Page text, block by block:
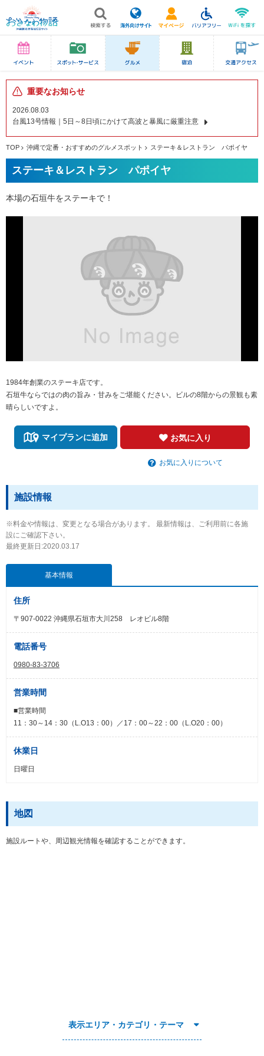
重要なお知らせ
2026.08.03
台風13号情報｜5日～8日頃にかけて高波と暴風に厳重注意
TOP 沖縄で定番・おすすめのグルメスポット ステーキ＆レストラン パポイヤ
ステーキ＆レストラン パポイヤ
本場の石垣牛をステーキで！
1984年創業のステーキ店です。
石垣牛ならではの肉の旨み・甘みをご堪能ください。ビルの8階からの景観も素
晴らしいですよ。
マイプランに追加 お気に入り
お気に入りについて
施設情報
※料金や情報は、変更となる場合があります。 最新情報は、ご利用前に各施
設にご確認下さい。
最終更新日:2020.03.17
基本情報
住所
〒907-0022 沖縄県石垣市大川258 レオビル8階
電話番号
0980-83-3706
営業時間
■営業時間
11：30～14：30（L.O13：00）／17：00～22：00（L.O20：00）
休業日
日曜日
地図
施設ルートや、周辺観光情報を確認することができます。
表示エリア・カテゴリ・テーマ